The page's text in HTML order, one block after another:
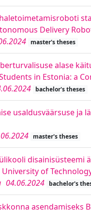
Delivery
master's theses
alase
in Estonia: a
bachelor's theses
usaldusväärsuse
master's theses
disainisüsteemi
University of
04.06.2024 bachelor's
asendamiseks